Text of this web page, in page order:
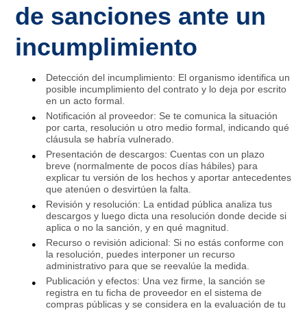
de sanciones ante un
incumplimiento
Detección del incumplimiento: El organismo identifica un
posible incumplimiento del contrato y lo deja por escrito
en un acto formal.
Notificación al proveedor: Se te comunica la situación
por carta, resolución u otro medio formal, indicando qué
cláusula se habría vulnerado.
Presentación de descargos: Cuentas con un plazo
breve (normalmente de pocos días hábiles) para
explicar tu versión de los hechos y aportar antecedentes
que atenúen o desvirtúen la falta.
Revisión y resolución: La entidad pública analiza tus
descargos y luego dicta una resolución donde decide si
aplica o no la sanción, y en qué magnitud.
Recurso o revisión adicional: Si no estás conforme con
la resolución, puedes interponer un recurso
administrativo para que se reevalúe la medida.
Publicación y efectos: Una vez firme, la sanción se
registra en tu ficha de proveedor en el sistema de
compras públicas y se considera en la evaluación de tu